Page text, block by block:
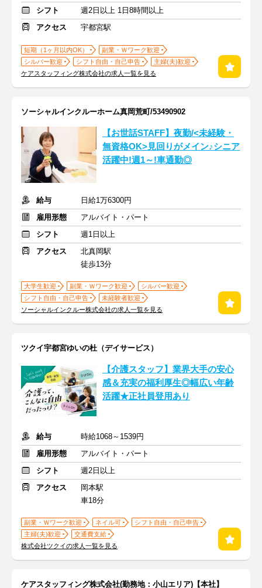
シフト
週2日以上 1日8時間以上
アクセス
宇都宮駅
短期（1ヶ月以内OK）
副業・Ｗワーク歓迎
シルバー歓迎
シフト自由・自己申告
主婦(夫)歓迎
ケアスタッフィング株式会社の求人一覧を見る
ソーシャルインクルーホーム真岡荒町/53490902
【お世話STAFF】夜勤/<未経験・
無資格OK>見回りがメイン♪シニア
活躍中!週1～!車通勤◎
給与
日給1万6300円
雇用形態
アルバイト・パート
シフト
週1日以上
アクセス
北真岡駅
徒歩13分
大学生歓迎 副業・Ｗワーク歓迎
シルバー歓迎
シフト自由・自己申告
未経験者歓迎
ソーシャルインクルー株式会社の求人一覧を見る
ツクイ宇都宮ゆいの杜（デイサービス）
【介護スタッフ】業界大手の安心
感＆充実の福利厚生◎幅広い年齢
活躍★正社員登用あり
給与
時給1068～1539円
雇用形態
アルバイト・パート
シフト
週2日以上
アクセス
岡本駅
車18分
副業・Ｗワーク歓迎 ネイル可
シフト自由・自己申告
主婦(夫)歓迎
交通費支給
株式会社ツクイの求人一覧を見る
ケアスタッフィング株式会社(勤務地：小山エリア)【本社】